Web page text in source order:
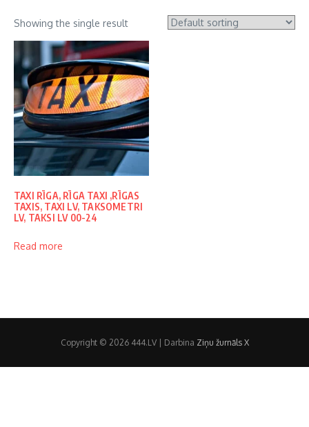
Showing the single result
TAXI RĪGA, RĪGA TAXI ,RĪGAS
TAXIS, TAXI LV, TAKSOMETRI
LV, TAKSI LV 00-24
Read more
Copyright © 2026 444.LV | Darbina Ziņu žurnāls X